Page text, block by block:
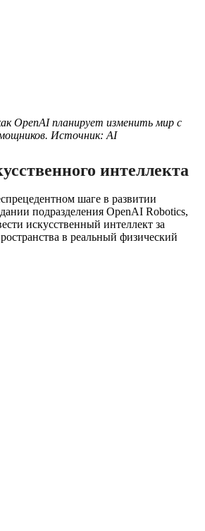
OpenAI планирует изменить мир с
Источник: AI
интеллекта
шаге в развитии
подразделения OpenAI Robotics,
искусственный интеллект за
в реальный физический